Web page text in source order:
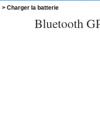
> Charger la batterie
Bluetooth